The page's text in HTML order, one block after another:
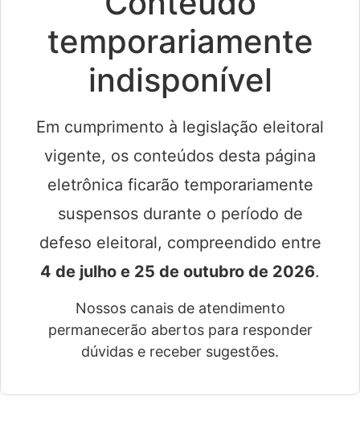
temporariamente
indisponível
Em cumprimento à legislação eleitoral
vigente, os conteúdos desta página
eletrônica ficarão temporariamente
suspensos durante o período de
defeso eleitoral, compreendido entre
4 de julho e 25 de outubro de 2026.
Nossos canais de atendimento
permanecerão abertos para responder
dúvidas e receber sugestões.